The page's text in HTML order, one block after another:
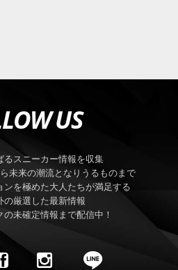
US
るスニーカー情報を収集
未来の潮流となりうるものまで
ンを極めた大人たちが満足する
の厳選した最新情報
の未確定情報まで配信中！